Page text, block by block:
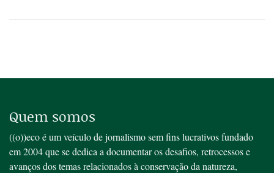
Quem somos
((o))eco é um veículo de jornalismo sem fins lucrativos fundado
em 2004 que se dedica a documentar os desafios, retrocessos e
avanços dos temas relacionados à conservação da natureza,